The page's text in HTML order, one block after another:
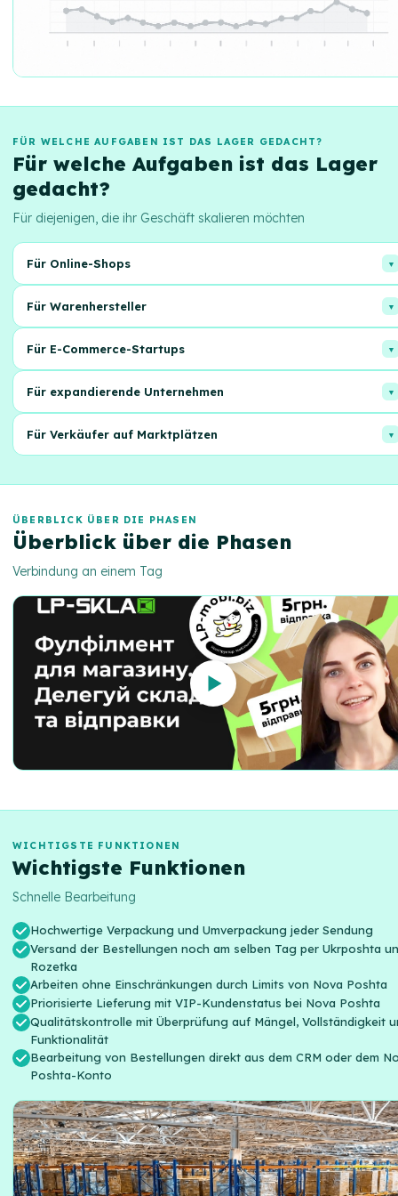
FÜR WELCHE AUFGABEN IST DAS LAGER GEDACHT?
Für welche Aufgaben ist das Lager
gedacht?
Für diejenigen, die ihr Geschäft skalieren möchten
Für Online-Shops
sich auf den Vertrieb!
Für Warenhersteller
Produkten.
Für E-Commerce-Startups
Für expandierende Unternehmen
Für Verkäufer auf Marktplätzen
Plattformen an einem Ort.
ÜBERBLICK ÜBER DIE PHASEN
Überblick über die Phasen
Verbindung an einem Tag
WICHTIGSTE FUNKTIONEN
Wichtigste Funktionen
Schnelle Bearbeitung
Hochwertige Verpackung und Umverpackung jeder Sendung
Versand der Bestellungen noch am selben Tag per Ukrposhta
Rozetka
Arbeiten ohne Einschränkungen durch Limits von Nova Poshta
Priorisierte Lieferung mit VIP-Kundenstatus bei Nova Poshta
Qualitätskontrolle mit Überprüfung auf Mängel, Vollständigkeit
Funktionalität
Bearbeitung von Bestellungen direkt aus dem CRM oder dem
Poshta-Konto